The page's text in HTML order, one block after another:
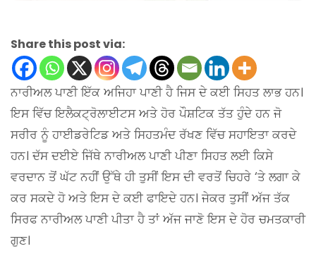
Share this post via:
ਨਾਰੀਅਲ ਪਾਣੀ ਇੱਕ ਅਜਿਹਾ ਪਾਣੀ ਹੈ ਜਿਸ ਦੇ ਕਈ ਸਿਹਤ ਲਾਭ ਹਨ।
ਇਸ ਵਿੱਚ ਇਲੈਕਟ੍ਰੋਲਾਈਟਸ ਅਤੇ ਹੋਰ ਪੌਸ਼ਟਿਕ ਤੱਤ ਹੁੰਦੇ ਹਨ ਜੋ
ਸਰੀਰ ਨੂੰ ਹਾਈਡਰੇਟਿਡ ਅਤੇ ਸਿਹਤਮੰਦ ਰੱਖਣ ਵਿੱਚ ਸਹਾਇਤਾ ਕਰਦੇ
ਹਨ। ਦੱਸ ਦਈਏ ਜਿੱਥੇ ਨਾਰੀਅਲ ਪਾਣੀ ਪੀਣਾ ਸਿਹਤ ਲਈ ਕਿਸੇ
ਵਰਦਾਨ ਤੋਂ ਘੱਟ ਨਹੀਂ ਉੱਥੇ ਹੀ ਤੁਸੀਂ ਇਸ ਦੀ ਵਰਤੋਂ ਚਿਹਰੇ ‘ਤੇ ਲਗਾ ਕੇ
ਕਰ ਸਕਦੇ ਹੋ ਅਤੇ ਇਸ ਦੇ ਕਈ ਫਾਇਦੇ ਹਨ। ਜੇਕਰ ਤੁਸੀਂ ਅੱਜ ਤੱਕ
ਸਿਰਫ ਨਾਰੀਅਲ ਪਾਣੀ ਪੀਤਾ ਹੈ ਤਾਂ ਅੱਜ ਜਾਣੋ ਇਸ ਦੇ ਹੋਰ ਚਮਤਕਾਰੀ
ਗੁਣ।